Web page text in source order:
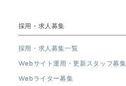
採用・求人募集
採用・求人募集一覧
Webサイト運用・更新スタッフ募集
Webライター募集